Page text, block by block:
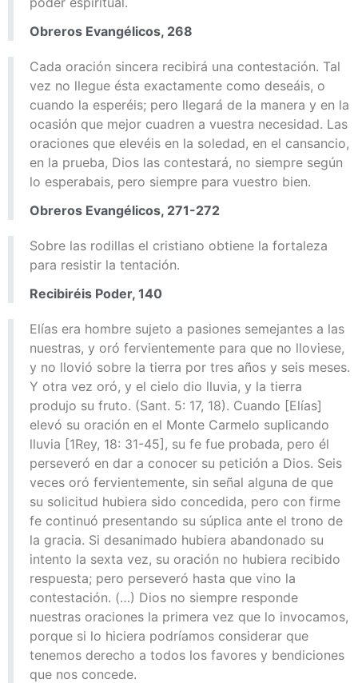
Obreros Evangélicos, 268
Cada oración sincera recibirá una contestación. Tal
vez no llegue ésta exactamente como deseáis, o
cuando la esperéis; pero llegará de la manera y en la
ocasión que mejor cuadren a vuestra necesidad. Las
oraciones que elevéis en la soledad, en el cansancio,
en la prueba, Dios las contestará, no siempre según
lo esperabais, pero siempre para vuestro bien.
Obreros Evangélicos, 271-272
Sobre las rodillas el cristiano obtiene la fortaleza
para resistir la tentación.
Recibiréis Poder, 140
Elías era hombre sujeto a pasiones semejantes a las
nuestras, y oró fervientemente para que no lloviese,
y no llovió sobre la tierra por tres años y seis meses.
Y otra vez oró, y el cielo dio lluvia, y la tierra
produjo su fruto. (Sant. 5: 17, 18). Cuando [Elías]
elevó su oración en el Monte Carmelo suplicando
lluvia [1Rey, 18: 31-45], su fe fue probada, pero él
perseveró en dar a conocer su petición a Dios. Seis
veces oró fervientemente, sin señal alguna de que
su solicitud hubiera sido concedida, pero con firme
fe continuó presentando su súplica ante el trono de
la gracia. Si desanimado hubiera abandonado su
intento la sexta vez, su oración no hubiera recibido
respuesta; pero perseveró hasta que vino la
contestación. (…) Dios no siempre responde
nuestras oraciones la primera vez que lo invocamos,
porque si lo hiciera podríamos considerar que
tenemos derecho a todos los favores y bendiciones
que nos concede.